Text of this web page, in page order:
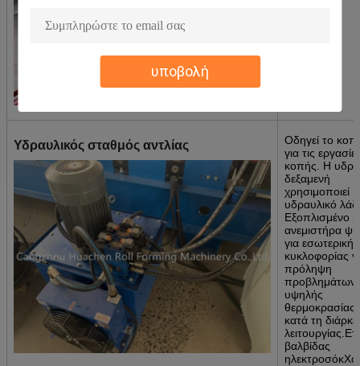
υποβολή
Υδραυλικός σταθμός αντλίας
Οδηγεί το
για τις
κοπής. Η
δεξαμενή
χρησιμοποιεί
υδραυλικό
Εξοπλισμένο
ανεμιστήρα
για εσωτερική
κυκλοφορίας
πρόληψη
προβλημάτων
υψηλής
θερμοκρασίας
κατά τη
βαλβίδας